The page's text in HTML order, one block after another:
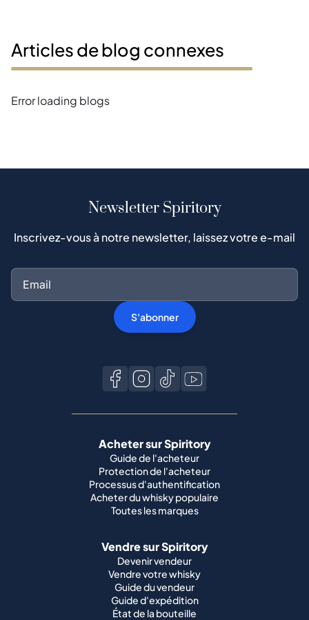
Articles de blog connexes
Error loading blogs
Newsletter Spiritory
Inscrivez-vous à notre newsletter, laissez votre e-mail
S'abonner
Acheter sur Spiritory
Guide de l'acheteur
Protection de l'acheteur
Processus d'authentification
Acheter du whisky populaire
Toutes les marques
Vendre sur Spiritory
Devenir vendeur
Vendre votre whisky
Guide du vendeur
Guide d'expédition
État de la bouteille